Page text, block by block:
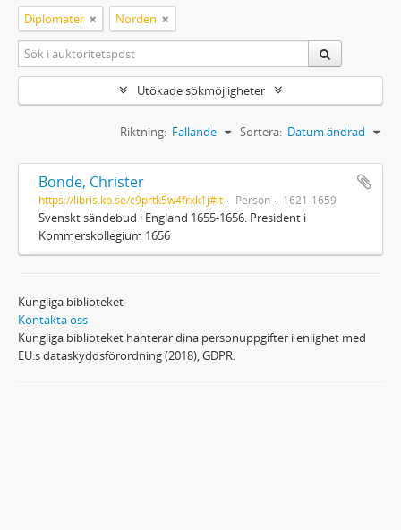
Diplomater Norden
Utökade sökmöjligheter
Sortera: Datum ändrad
Riktning: Fallande
Bonde, Christer
https://libris.kb.se/c9prtk5w4frxk1j#it Person 1621-1659
Svenskt sändebud i England 1655-1656. President i
Kommerskollegium 1656
Kungliga biblioteket
Kontakta oss
Kungliga biblioteket hanterar dina personuppgifter i enlighet med
EU:s dataskyddsförordning (2018), GDPR.